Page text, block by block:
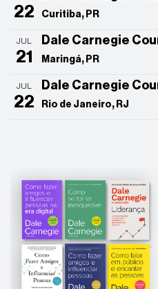
22 Curitiba, PR
JUL
21
Dale Carnegie
Maringá, PR
JUL
22
Dale Carnegie
Rio de Janeiro, RJ